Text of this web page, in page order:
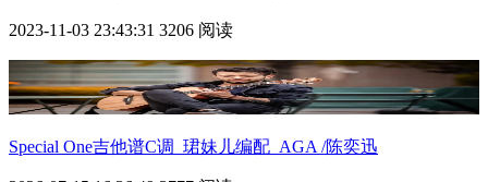
2023-11-03 23:43:31 3206 阅读
Special One吉他谱C调_珺妹儿编配_AGA /陈奕迅